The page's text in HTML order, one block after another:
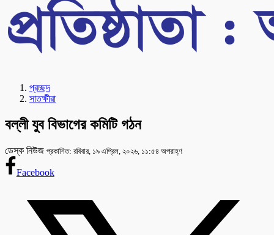
প্রচ্ছদ
সাতক্ষীরা
বল্লী যুব বিভাগের কমিটি গঠন
ডেস্ক নিউজ প্রকাশিত: রবিবার, ১৯ এপ্রিল, ২০২৬, ১১:৫৪ অপরাহ্ণ
Facebook